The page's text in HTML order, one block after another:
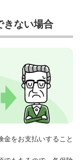
の満期まで資金を使
択する管理組合がほ
その分の利息を返済
は本末転倒といえる
などが大きく異なるた
す。
剥がれてしまった。
してしまった。
きない場合
金をお支払いすること